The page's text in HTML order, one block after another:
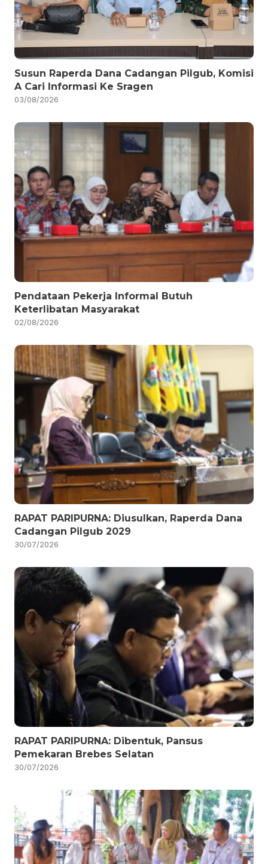
Susun Raperda Dana Cadangan Pilgub, Komisi
A Cari Informasi Ke Sragen
03/08/2026
Pendataan Pekerja Informal Butuh
Keterlibatan Masyarakat
02/08/2026
RAPAT PARIPURNA: Diusulkan, Raperda Dana
Cadangan Pilgub 2029
30/07/2026
RAPAT PARIPURNA: Dibentuk, Pansus
Pemekaran Brebes Selatan
30/07/2026